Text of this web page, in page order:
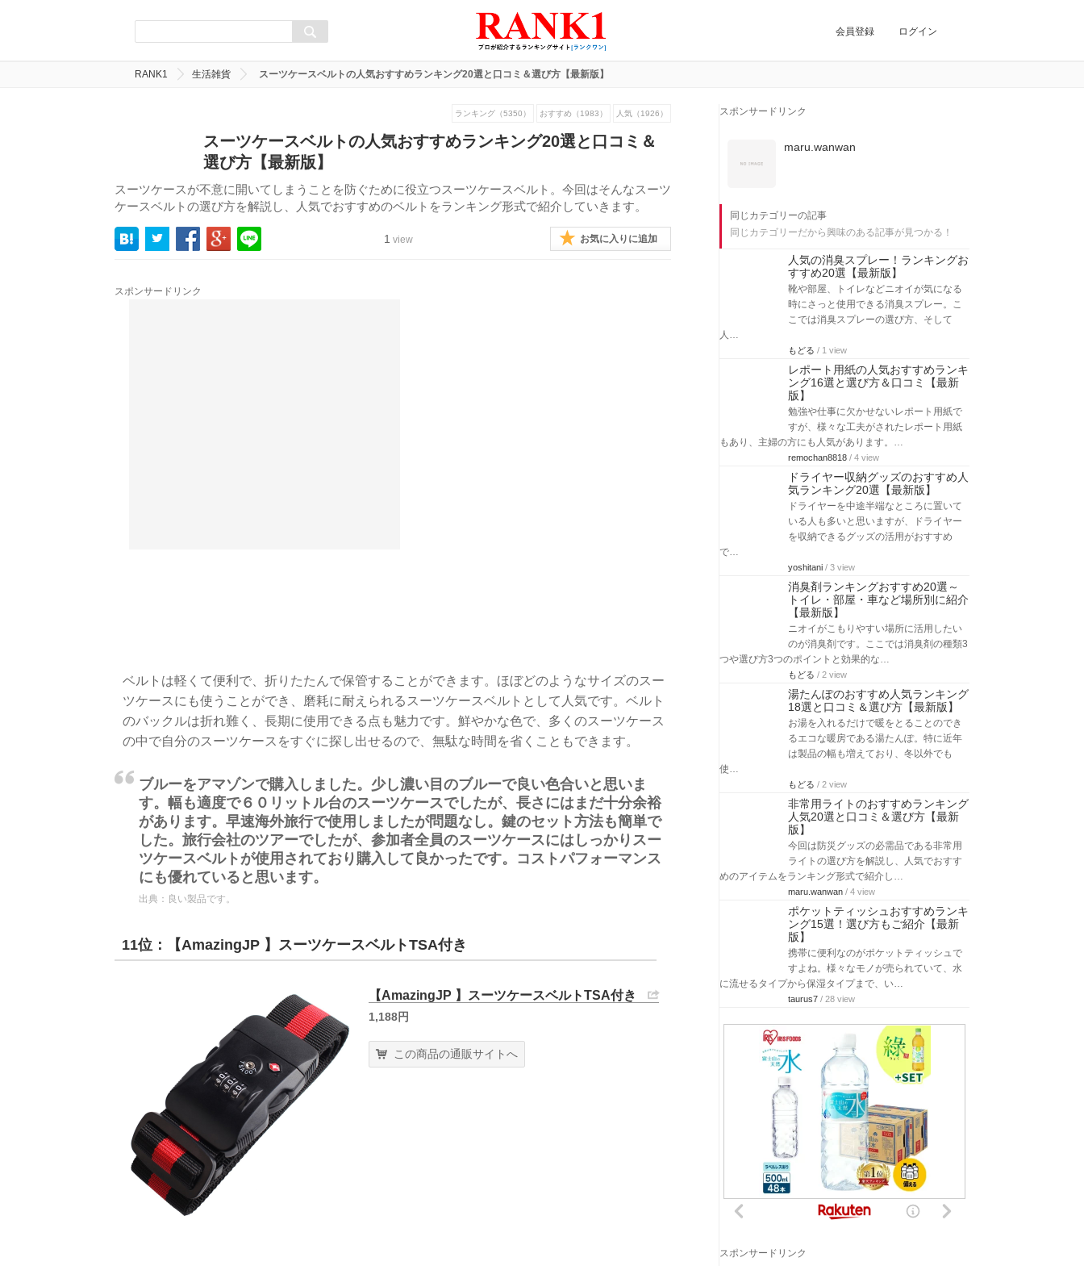
会員登録 ログイン
RANK1 生活雑貨 スーツケースベルトの人気おすすめランキング20選と口コミ＆選び方【最新版】
ランキング（5350） おすすめ（1983） 人気（1926）
スーツケースベルトの人気おすすめランキング20選と口コミ＆
選び方【最新版】
スーツケースが不意に開いてしまうことを防ぐために役立つスーツケースベルト。今回はそんなスーツ
ケースベルトの選び方を解説し、人気でおすすめのベルトをランキング形式で紹介していきます。
1 view お気に入りに追加
スポンサードリンク
ベルトは軽くて便利で、折りたたんで保管することができます。ほぼどのようなサイズのスー
ツケースにも使うことができ、磨耗に耐えられるスーツケースベルトとして人気です。ベルト
のバックルは折れ難く、長期に使用できる点も魅力です。鮮やかな色で、多くのスーツケース
の中で自分のスーツケースをすぐに探し出せるので、無駄な時間を省くこともできます。
ブルーをアマゾンで購入しました。少し濃い目のブルーで良い色合いと思いま
す。幅も適度で６０リットル台のスーツケースでしたが、長さにはまだ十分余裕
があります。早速海外旅行で使用しましたが問題なし。鍵のセット方法も簡単で
した。旅行会社のツアーでしたが、参加者全員のスーツケースにはしっかりスー
ツケースベルトが使用されており購入して良かったです。コストパフォーマンス
にも優れていると思います。
出典： 良い製品です。
11位：【AmazingJP 】スーツケースベルトTSA付き
【AmazingJP 】スーツケースベルトTSA付き
1,188円
この商品の通販サイトへ
スポンサードリンク
maru.wanwan
同じカテゴリーの記事
同じカテゴリーだから興味のある記事が見つかる！
人気の消臭スプレー！ランキングお
すすめ20選【最新版】
靴や部屋、トイレなどニオイが気になる
時にさっと使用できる消臭スプレー。こ
こでは消臭スプレーの選び方、そして
人…
もどる / 1 view
レポート用紙の人気おすすめランキ
ング16選と選び方＆口コミ【最新
版】
勉強や仕事に欠かせないレポート用紙で
すが、様々な工夫がされたレポート用紙
もあり、主婦の方にも人気があります。…
remochan8818 / 4 view
ドライヤー収納グッズのおすすめ人
気ランキング20選【最新版】
ドライヤーを中途半端なところに置いて
いる人も多いと思いますが、ドライヤー
を収納できるグッズの活用がおすすめ
で…
yoshitani / 3 view
消臭剤ランキングおすすめ20選～
トイレ・部屋・車など場所別に紹介
【最新版】
ニオイがこもりやすい場所に活用したい
のが消臭剤です。ここでは消臭剤の種類3
つや選び方3つのポイントと効果的な…
もどる / 2 view
湯たんぽのおすすめ人気ランキング
18選と口コミ＆選び方【最新版】
お湯を入れるだけで暖をとることのでき
るエコな暖房である湯たんぽ。特に近年
は製品の幅も増えており、冬以外でも
使…
もどる / 2 view
非常用ライトのおすすめランキング
人気20選と口コミ＆選び方【最新
版】
今回は防災グッズの必需品である非常用
ライトの選び方を解説し、人気でおすす
めのアイテムをランキング形式で紹介し…
maru.wanwan / 4 view
ポケットティッシュおすすめランキ
ング15選！選び方もご紹介【最新
版】
携帯に便利なのがポケットティッシュで
すよね。様々なモノが売られていて、水
に流せるタイプから保湿タイプまで、い…
taurus7 / 28 view
スポンサードリンク